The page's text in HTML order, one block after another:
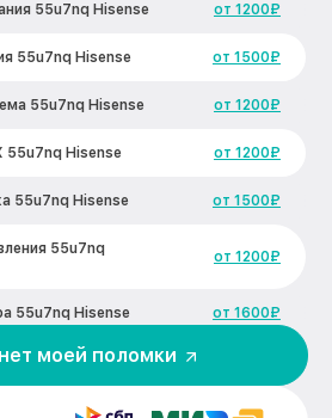
55u7nq Hisense от 1200₽
55u7nq Hisense от 1500₽
55u7nq Hisense от 1200₽
55u7nq Hisense от 1200₽
55u7nq Hisense от 1500₽
55u7nq
от 1200₽
55u7nq Hisense от 1600₽
видеосигнала
моей поломки